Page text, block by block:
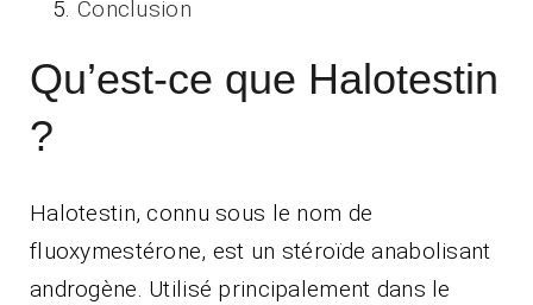
Conclusion
Qu’est-ce que Halotestin
?
Halotestin, connu sous le nom de
fluoxymestérone, est un stéroïde anabolisant
androgène. Utilisé principalement dans le